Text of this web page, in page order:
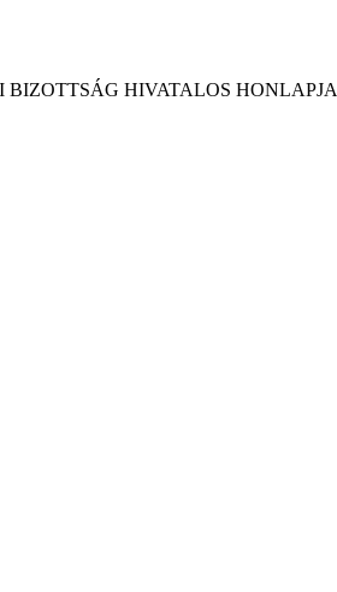
BIZOTTSÁG HIVATALOS HONLAPJA